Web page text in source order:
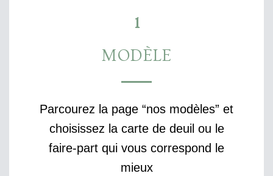
1
MODÈLE
Parcourez la page “nos modèles” et
choisissez la carte de deuil ou le
faire-part qui vous correspond le
mieux